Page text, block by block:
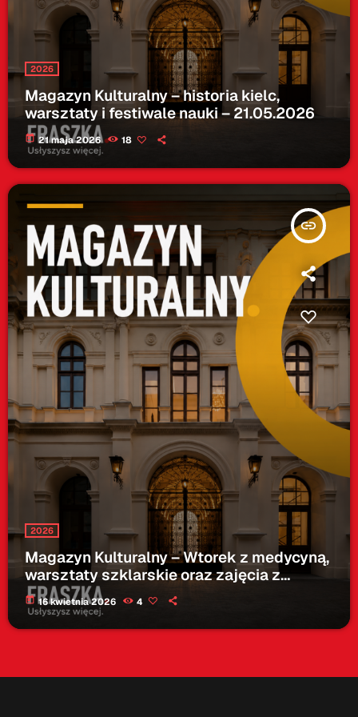
2026
Magazyn Kulturalny – historia kielc,
warsztaty i festiwale nauki – 21.05.2026
today 21 maja 2026 18
insert_link
2026
Magazyn Kulturalny – Wtorek z medycyną,
warsztaty szklarskie oraz zajęcia z
dogoterapii – 16.04.2026
today 16 kwietnia 2026 4